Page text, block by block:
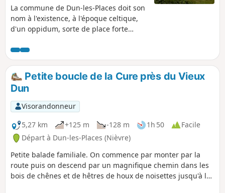
La commune de Dun-les-Places doit son
nom à l'existence, à l'époque celtique,
d'un oppidum, sorte de place forte
deux lignes de protection. Cette
randonnée propose de parcourir
l'emplacement de cet oppidum. Tout du
long, on chemine dans un paysage
typique du Morvan, entre prairies,
étangs, et bois de feuillus ou de
résineux.
Petite boucle de la Cure près du Vieux
Dun
Visorandonneur
5,27 km
+125 m -128 m 1h 50
Facile
Départ à Dun-les-Places (Nièvre)
Petite balade familiale. On commence par monter par la
route puis on descend par un magnifique chemin dans les
bois de chênes et de hêtres de houx de noisettes jusqu'à la